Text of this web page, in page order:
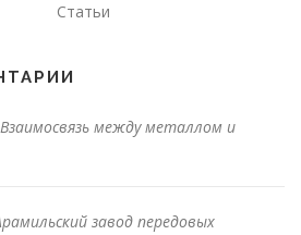
Статьи
Взаимосвязь между металлом и
завод передовых